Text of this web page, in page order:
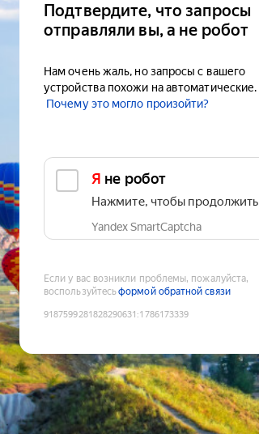
Подтвердите, что запросы
отправляли вы, а не робот
Нам очень жаль, но запросы с вашего
устройства похожи на автоматические.
Почему это могло произойти?
Я не робот
Нажмите, чтобы продолжить
Yandex SmartCaptcha
Если у вас возникли проблемы, пожалуйста,
воспользуйтесьформой обратной связи
9187599281828290631 :1786173339